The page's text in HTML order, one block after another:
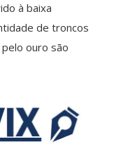
à baixa
de troncos
ouro são